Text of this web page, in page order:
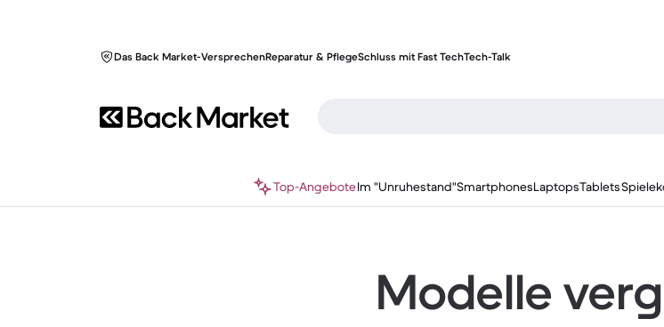
Das Back Market-VersprechenReparatur & PflegeSchluss mit Fast TechTech-Talk
Top-AngeboteIm "Unruhestand"SmartphonesLaptopsTablets
Modelle